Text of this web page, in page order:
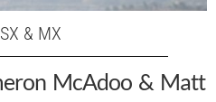
& MX
McAdoo & Matt